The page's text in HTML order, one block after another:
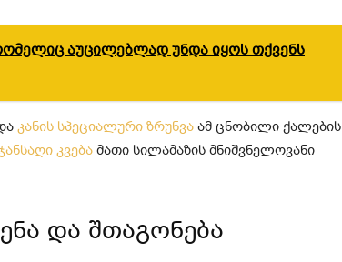
აუცილებლად უნდა იყოს თქვენს
კანის სპეციალური ზრუნვა ამ ცნობილი ქალების
კვება მათი სილამაზის მნიშვნელოვანი
და შთაგონება